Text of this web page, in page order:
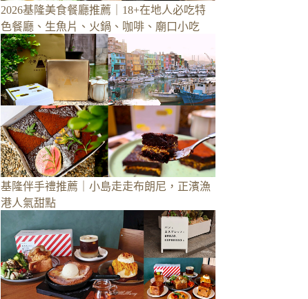
2026基隆美食餐廳推薦｜18+在地人必吃特
色餐廳、生魚片、火鍋、咖啡、廟口小吃
基隆伴手禮推薦｜小島走走布朗尼，正濱漁
港人氣甜點